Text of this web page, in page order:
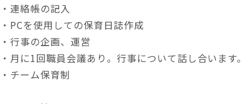
・連絡帳の記入
・PCを使用しての保育日誌作成
・行事の企画、運営
・月に1回職員会議あり。行事について話し合います。
・チーム保育制